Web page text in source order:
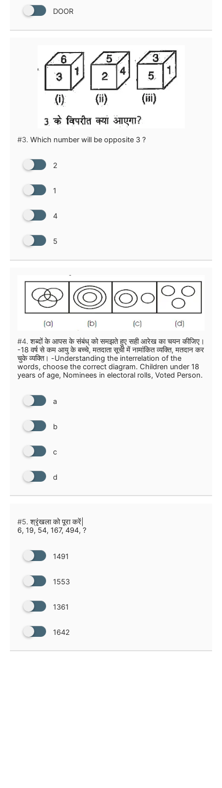
DOOR
#3. Which number will be opposite 3 ?
2
1
4
5
#4. शब्दों के आपस के संबंध् को समझते हुए सही आरेख का चयन कीजिए।
-18 वर्ष से कम आयु के बच्चे, मतदाता सूची में नामांकित व्यक्ति, मतदान कर
चुके व्यक्ति। -Understanding the interrelation of the
words, choose the correct diagram. Children under 18
years of age, Nominees in electoral rolls, Voted Person.
a
b
c
d
#5. श्रृंखला को पूरा करें|
6, 19, 54, 167, 494, ?
1491
1553
1361
1642